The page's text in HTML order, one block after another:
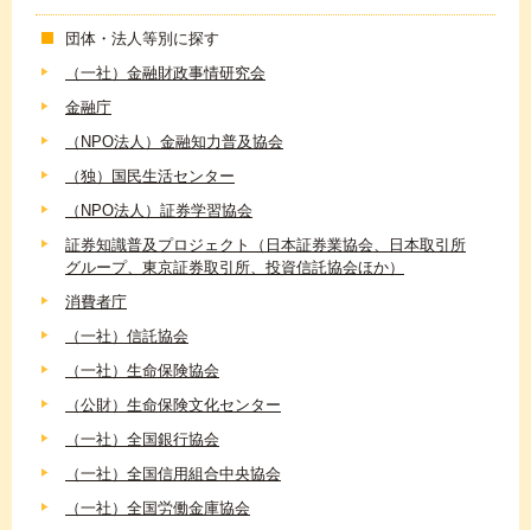
団体・法人等別に探す
（一社）金融財政事情研究会
金融庁
（NPO法人）金融知力普及協会
（独）国民生活センター
（NPO法人）証券学習協会
証券知識普及プロジェクト（日本証券業協会、日本取引所
グループ、東京証券取引所、投資信託協会ほか）
消費者庁
（一社）信託協会
（一社）生命保険協会
（公財）生命保険文化センター
（一社）全国銀行協会
（一社）全国信用組合中央協会
（一社）全国労働金庫協会